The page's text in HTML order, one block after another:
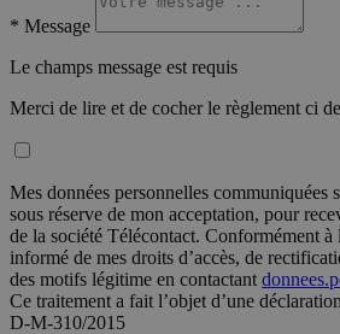
* Message
Le champs message est requis
Merci de lire et de cocher le règlement ci
Mes données personnelles communiquées
sous réserve de mon acceptation, pour
de la société Télécontact. Conformément
informé de mes droits d’accès, de
des motifs légitime en contactant
Ce traitement a fait l’objet d’une
D-M-310/2015